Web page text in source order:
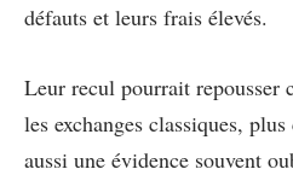
défauts et leurs frais élevés.
Leur recul pourrait repousser
les exchanges classiques,
aussi une évidence souvent